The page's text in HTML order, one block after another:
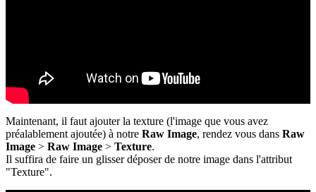
Maintenant, il faut ajouter la texture (l'image que vous avez
préalablement ajoutée) à notre Raw Image, rendez vous dans Raw
Image > Raw Image > Texture.
Il suffira de faire un glisser déposer de notre image dans l'attribut
"Texture".